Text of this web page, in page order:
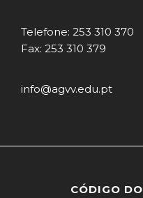
Telefone: 253 310 370
Fax: 253 310 379
info@agvv.edu.pt
CÓDIGO